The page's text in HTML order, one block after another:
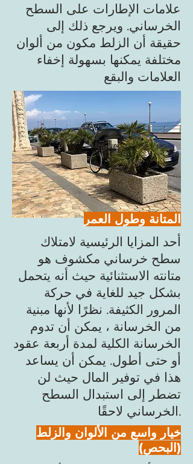
علامات الإطارات على السطح
الخرساني. ويرجع ذلك إلى
حقيقة أن الزلط مكون من ألوان
مختلفة يمكنها بسهولة إخفاء
العلامات والبقع
المتانة وطول العمر
أحد المزايا الرئيسية لامتلاك
سطح خرساني مكشوف هو
متانته الاستثنائية حيث أنه يتحمل
بشكل جيد للغاية في حركة
المرور الكثيفة. نظرًا لأنها مبنية
من الخرسانة ، يمكن أن تدوم
الخرسانة الكلية لمدة أربعة عقود
أو حتى أطول. يمكن أن يساعد
هذا في توفير المال حيث لن
تضطر إلى استبدال السطح
الخرساني لاحقًا.
خيار واسع من الألوان والزلط
(البحص)